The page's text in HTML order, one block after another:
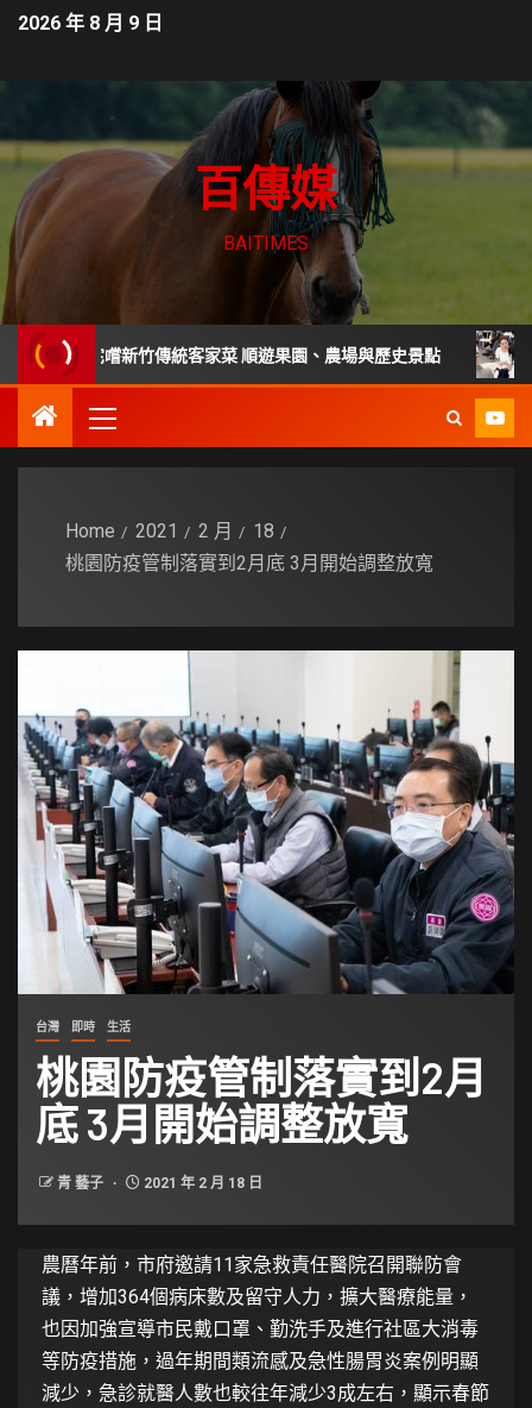
2026 年 8 月 9 日
百傳媒
BAITIMES
宅嚐新竹傳統客家菜 順遊果園、農場與歷史景點 家庭主
Home 2021 2 月
18
桃園防疫管制落實到2月底 3月開始調整放寬
台灣 即時 生活
桃園防疫管制落實到2月
底 3月開始調整放寬
青 藝子 2021 年 2 月 18 日
農曆年前，市府邀請11家急救責任醫院召開聯防會
議，增加364個病床數及留守人力，擴大醫療能量，
也因加強宣導市民戴口罩、勤洗手及進行社區大消毒
等防疫措施，過年期間類流感及急性腸胃炎案例明顯
減少，急診就醫人數也較往年減少3成左右，顯示春節